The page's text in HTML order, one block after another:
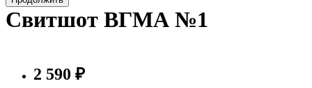
Свитшот ВГМА №1
2 590 ₽